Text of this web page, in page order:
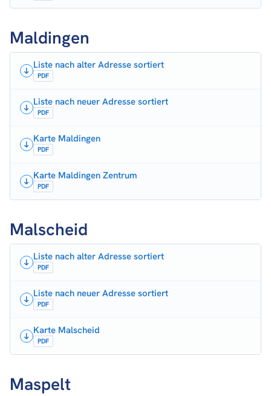
Maldingen
Liste nach alter Adresse sortiert
PDF
Liste nach neuer Adresse sortiert
PDF
Karte Maldingen
PDF
Karte Maldingen Zentrum
PDF
Malscheid
Liste nach alter Adresse sortiert
PDF
Liste nach neuer Adresse sortiert
PDF
Karte Malscheid
PDF
Maspelt